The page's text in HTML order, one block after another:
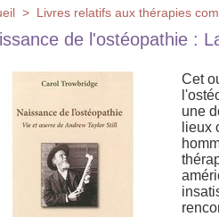
> Livres relatifs aux thérapies
de l'ostéopathie :
Cet
une
lieux